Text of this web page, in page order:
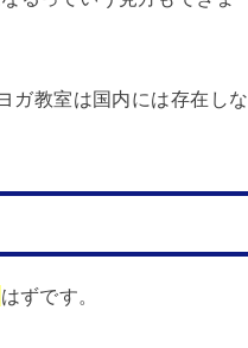
ガ教室は国内には存在しな
はずです。